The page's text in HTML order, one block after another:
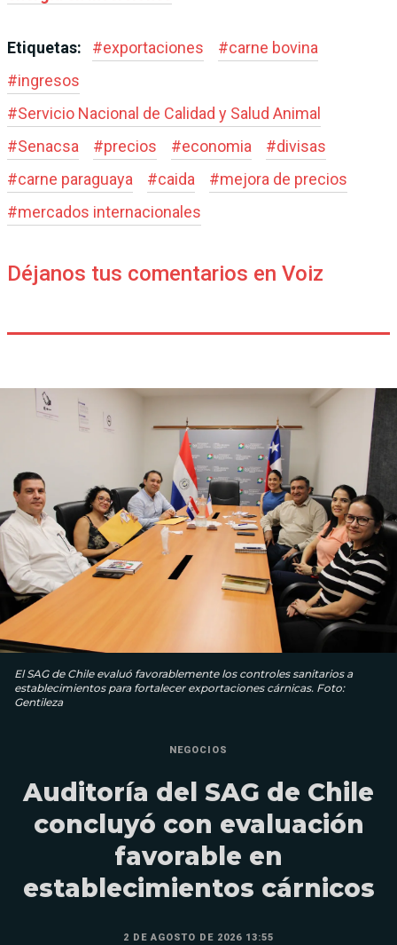
Etiquetas: #exportaciones #carne bovina
#ingresos
#Servicio Nacional de Calidad y Salud Animal
#Senacsa #precios #economia #divisas
#carne paraguaya #caida #mejora de precios
#mercados internacionales
Déjanos tus comentarios en Voiz
El SAG de Chile evaluó favorablemente los controles sanitarios a
establecimientos para fortalecer exportaciones cárnicas. Foto:
Gentileza
NEGOCIOS
Auditoría del SAG de Chile
concluyó con evaluación
favorable en
establecimientos cárnicos
2 DE AGOSTO DE 2026 13:55